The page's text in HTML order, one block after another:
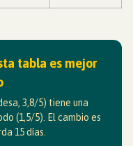
tabla es mejor
3,8/5) tiene una
(1,5/5). El cambio es
15 días.